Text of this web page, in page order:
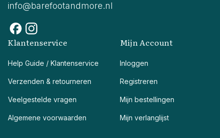
info@barefootandmore.nl
Klantenservice
Help Guide / Klantenservice
Verzenden & retourneren
Veelgestelde vragen
Algemene voorwaarden
Mijn Account
Inloggen
Registreren
Mijn bestellingen
Mijn verlanglijst